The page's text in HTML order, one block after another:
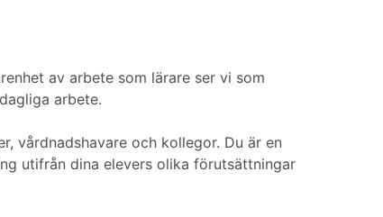
av arbete som lärare ser vi som
arbete.
vårdnadshavare och kollegor. Du är en
utifrån dina elevers olika förutsättningar